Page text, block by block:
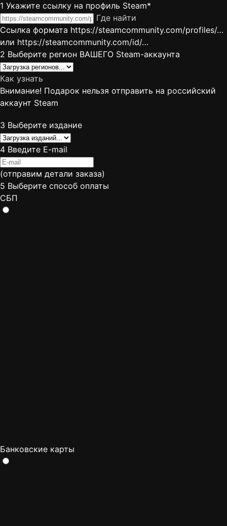
1 Укажите ссылку на профиль Steam*
Где найти
Ссылка формата https://steamcommunity.com/profiles/…
или https://steamcommunity.com/id/…
2 Выберите регион ВАШЕГО Steam-аккаунта
Как узнать
Внимание! Подарок нельзя отправить на российский
аккаунт Steam
3 Выберите издание
4 Введите E-mail
(отправим детали заказа)
5 Выберите способ оплаты
СБП
Банковские карты